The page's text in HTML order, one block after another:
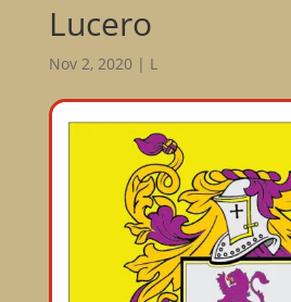
Lucero
Nov 2, 2020| L